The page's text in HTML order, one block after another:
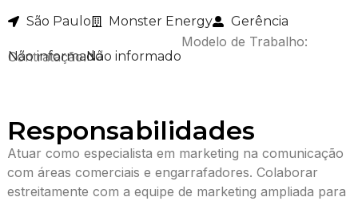
São Paulo Monster Energy Gerência
Contratação:Não informado
Modelo de Trabalho:
Não informado
Responsabilidades
Atuar como especialista em marketing na comunicação
com áreas comerciais e engarrafadores. Colaborar
estreitamente com a equipe de marketing ampliada para